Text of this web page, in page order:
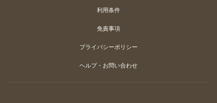
利用条件
免責事項
プライバシーポリシー
ヘルプ・お問い合わせ